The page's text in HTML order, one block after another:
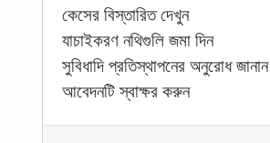
কেসের বিস্তারিত দেখুন
যাচাইকরণ নথিগুলি জমা দিন
সুবিধাদি প্রতিস্থাপনের অনুরোধ জানান
আবেদনটি স্বাক্ষর করুন